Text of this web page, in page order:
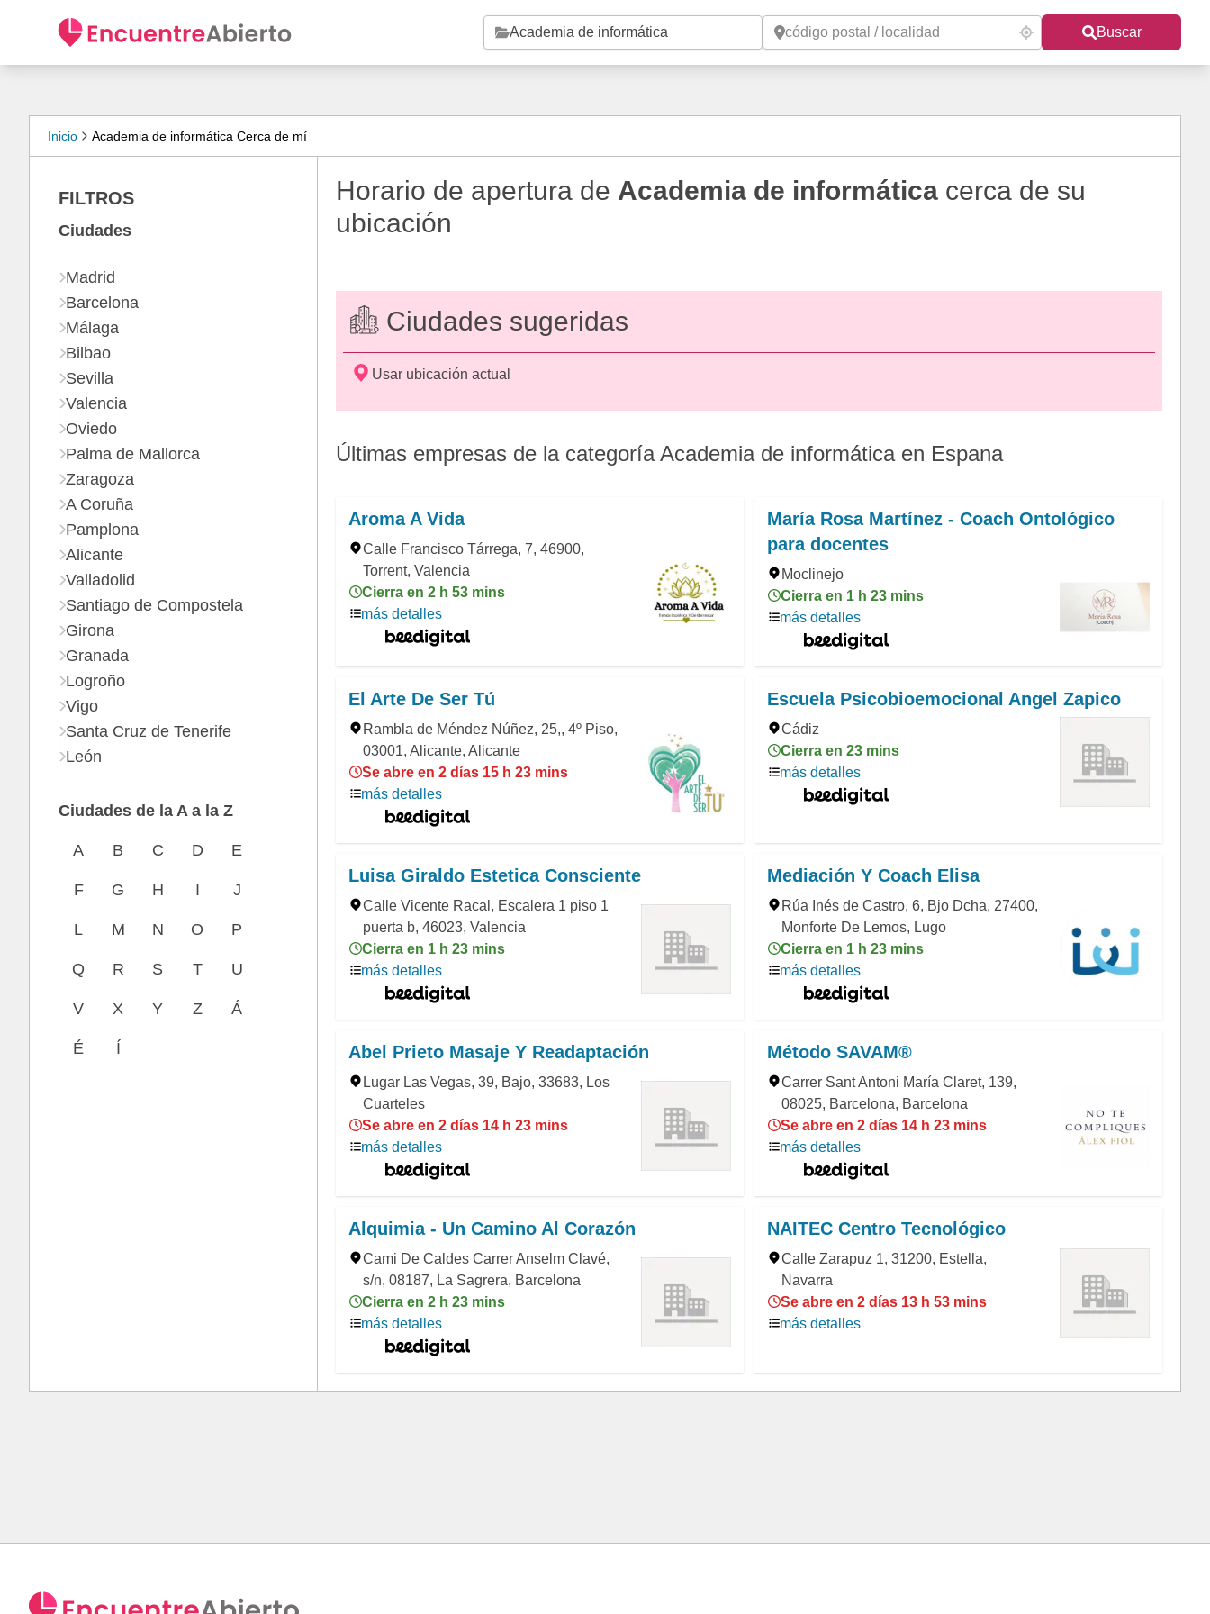
Buscar
Inicio Academia de informática Cerca de mí
Horario de apertura de Academia de informáticacerca de su
ubicación
Ciudades sugeridas
Usar ubicación actual
Últimas empresas de la categoría Academia de informática en Espana
Aroma A Vida
Calle Francisco Tárrega, 7, 46900,
Torrent, Valencia
Cierra en 2 h 53 mins
más detalles
María Rosa Martínez - Coach Ontológico
para docentes
Moclinejo
Cierra en 1 h 23 mins
más detalles
El Arte De Ser Tú
Rambla de Méndez Núñez, 25,, 4º Piso,
03001, Alicante, Alicante
Se abre en 2 días 15 h 23 mins
más detalles
Escuela Psicobioemocional Angel Zapico
Cádiz
Cierra en 23 mins
más detalles
Luisa Giraldo Estetica Consciente
Calle Vicente Racal, Escalera 1 piso 1
puerta b, 46023, Valencia
Cierra en 1 h 23 mins
más detalles
Mediación Y Coach Elisa
Rúa Inés de Castro, 6, Bjo Dcha, 27400,
Monforte De Lemos, Lugo
Cierra en 1 h 23 mins
más detalles
Abel Prieto Masaje Y Readaptación
Lugar Las Vegas, 39, Bajo, 33683, Los
Cuarteles
Se abre en 2 días 14 h 23 mins
más detalles
Método SAVAM®
Carrer Sant Antoni María Claret, 139,
08025, Barcelona, Barcelona
Se abre en 2 días 14 h 23 mins
más detalles
Alquimia - Un Camino Al Corazón
Cami De Caldes Carrer Anselm Clavé,
s/n, 08187, La Sagrera, Barcelona
Cierra en 2 h 23 mins
más detalles
NAITEC Centro Tecnológico
Calle Zarapuz 1, 31200, Estella,
Navarra
Se abre en 2 días 13 h 53 mins
más detalles
FILTROS
Ciudades
Madrid
Barcelona
Málaga
Bilbao
Sevilla
Valencia
Oviedo
Palma de Mallorca
Zaragoza
A Coruña
Pamplona
Alicante
Valladolid
Santiago de Compostela
Girona
Granada
Logroño
Vigo
Santa Cruz de Tenerife
León
Ciudades de la A a la Z
A B C D E
F G H I J
L M N O P
Q R S T U
V X Y Z Á
É Í